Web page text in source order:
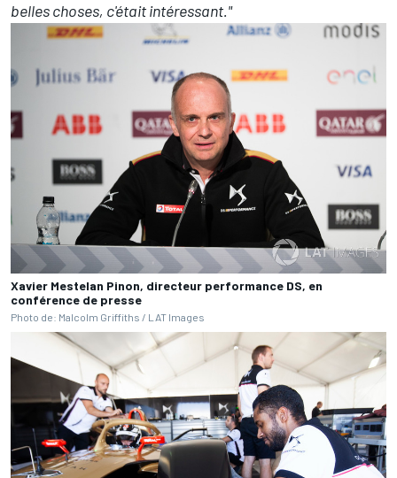
belles choses, c'était intéressant."
Xavier Mestelan Pinon, directeur performance DS, en
conférence de presse
Photo de: Malcolm Griffiths / LAT Images